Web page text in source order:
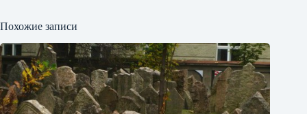
Похожие записи